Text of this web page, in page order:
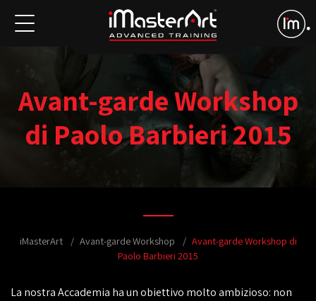
Avant-garde Workshop
di Paolo Barbieri 2015
iMasterArt Avant-garde Workshop
Avant-garde Workshop di
Paolo Barbieri 2015
La nostra Accademia ha un obiettivo molto ambizioso: non